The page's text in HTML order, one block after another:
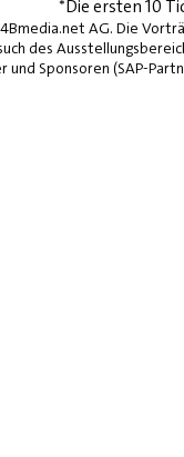
*Die ersten 10
AG. Die
des
und Sponsoren (SAP-